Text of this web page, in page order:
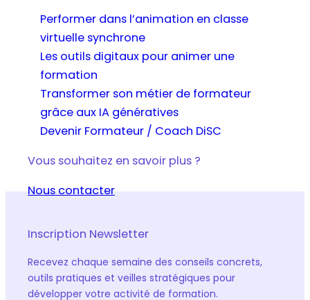
Performer dans l’animation en classe
virtuelle synchrone
Les outils digitaux pour animer une
formation
Transformer son métier de formateur
grâce aux IA génératives
Devenir Formateur / Coach DiSC
Vous souhaitez en savoir plus ?
Nous contacter
Inscription Newsletter
Recevez chaque semaine des conseils concrets,
outils pratiques et veilles stratégiques pour
développer votre activité de formation.